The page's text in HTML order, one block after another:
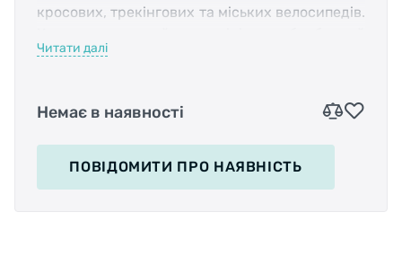
кросових, трекінгових та міських велосипедів.
за технологією СNC (обробка на верстатах з
З двох сторін на педалях розміщені знімні
пластини з шипами, які не дадуть нозі
зісковзнути навіть при агресивному катанні
Читати далі
Немає в наявності
ПОВІДОМИТИ ПРО НАЯВНІСТЬ